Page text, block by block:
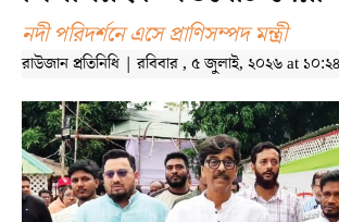
নদী পরিদর্শনে এসে প্রাণিসম্পদ মন্ত্রী
রাউজান প্রতিনিধি | রবিবার , ৫ জুলাই, ২০২৬ at ১০:২৪